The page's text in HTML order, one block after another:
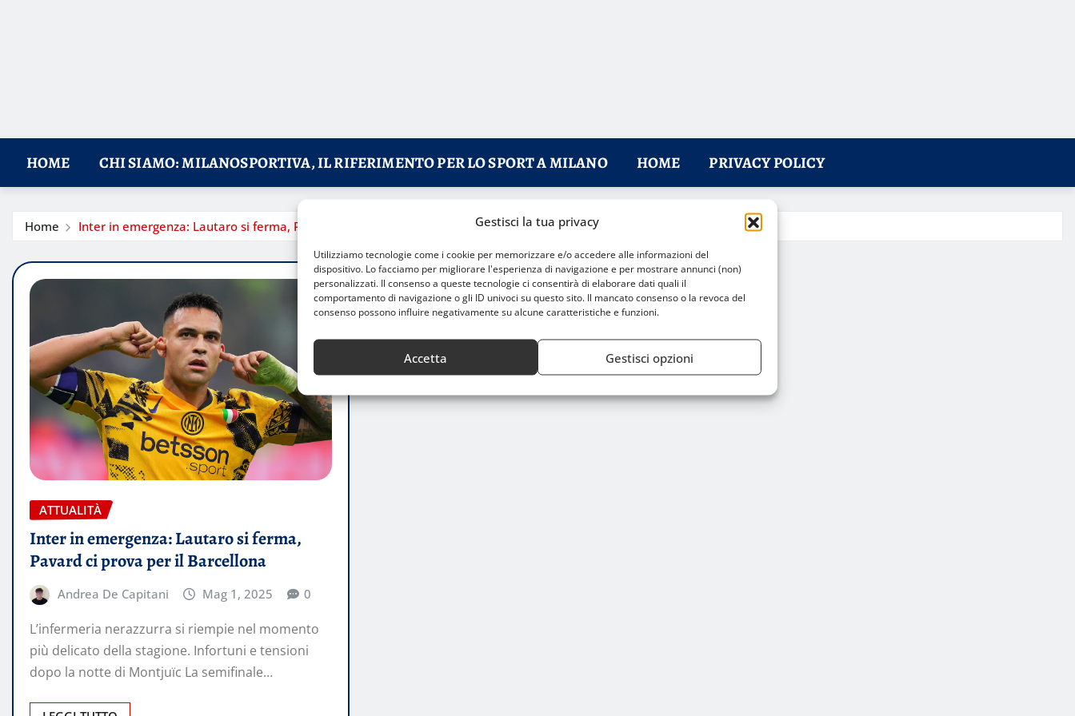
Gestisci la tua privacy
Utilizziamo tecnologie come i cookie per memorizzare e/o accedere alle informazioni del
dispositivo. Lo facciamo per migliorare l'esperienza di navigazione e per mostrare annunci (non)
personalizzati. Il consenso a queste tecnologie ci consentirà di elaborare dati quali il
comportamento di navigazione o gli ID univoci su questo sito. Il mancato consenso o la revoca del
consenso possono influire negativamente su alcune caratteristiche e funzioni.
Accetta Gestisci opzioni
HOME CHI SIAMO: MILANOSPORTIVA, IL RIFERIMENTO PER LO SPORT A MILANO HOME PRIVACY POLICY
Home Inter in emergenza: Lautaro si ferma, Pavard ci prova per il Barcellona
ATTUALITÀ
Inter in emergenza: Lautaro si ferma,
Pavard ci prova per il Barcellona
Andrea De Capitani Mag 1, 2025 0
L’infermeria nerazzurra si riempie nel momento
più delicato della stagione. Infortuni e tensioni
dopo la notte di Montjuïc La semifinale…